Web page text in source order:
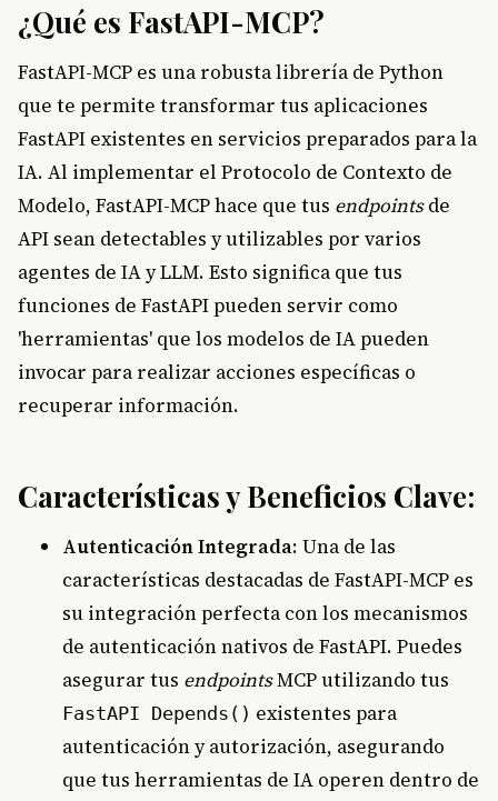
¿Qué es FastAPI-MCP?
FastAPI-MCP es una robusta librería de Python
que te permite transformar tus aplicaciones
FastAPI existentes en servicios preparados para la
IA. Al implementar el Protocolo de Contexto de
Modelo, FastAPI-MCP hace que tus endpointsde
API sean detectables y utilizables por varios
agentes de IA y LLM. Esto significa que tus
funciones de FastAPI pueden servir como
'herramientas' que los modelos de IA pueden
invocar para realizar acciones específicas o
recuperar información.
Características y Beneficios Clave:
Autenticación Integrada: Una de las
características destacadas de FastAPI-MCP es
su integración perfecta con los mecanismos
de autenticación nativos de FastAPI. Puedes
asegurar tus endpointsMCP utilizando tus
FastAPI Depends() existentes para
autenticación y autorización, asegurando
que tus herramientas de IA operen dentro de